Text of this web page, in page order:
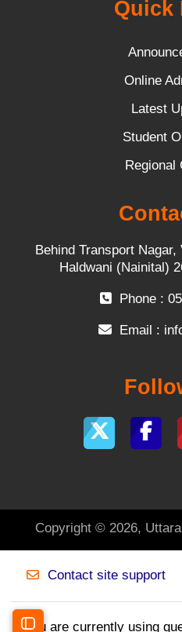
Quick
Online
Latest
Student
Regional
Behind Transport
Haldwani (Nainital)
Phone :
Email :
Copyright © 2026,
Contact site support
You are currently using